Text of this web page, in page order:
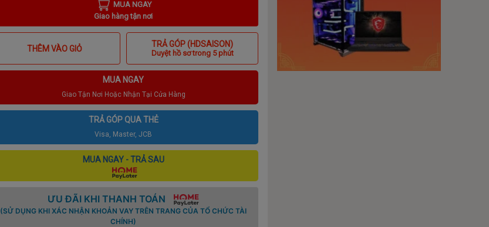
MUA NGAY
Giao hàng tận nơi
THÊM VÀO GIỎ TRẢ GÓP (HDSAISON)
Duyệt hồ sơ trong 5 phút
MUA NGAY
Giao Tận Nơi Hoặc Nhận Tại Cửa Hàng
TRẢ GÓP QUA THẺ
Visa, Master, JCB
MUA NGAY - TRẢ SAU
ƯU ĐÃI KHI THANH TOÁN
(SỬ DỤNG KHI XÁC NHẬN KHOẢN VAY TRÊN TRANG CỦA TỔ CHỨC TÀI
CHÍNH)